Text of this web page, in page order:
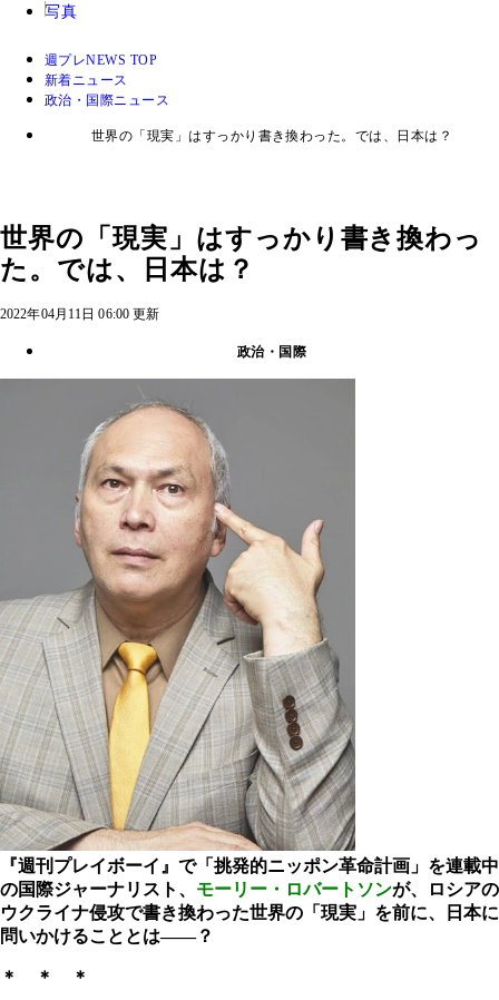
写真
週プレNEWS TOP
新着ニュース
政治・国際ニュース
世界の「現実」はすっかり書き換わった。では、日本は？
世界の「現実」はすっかり書き換わっ
た。では、日本は？
2022年04月11日 06:00 更新
政治・国際
『週刊プレイボーイ』で「挑発的ニッポン革命計画」を連載中
の国際ジャーナリスト、 モーリー・ロバートソンが、ロシアの
ウクライナ侵攻で書き換わった世界の「現実」を前に、日本に
問いかけることとは――？
＊ ＊ ＊